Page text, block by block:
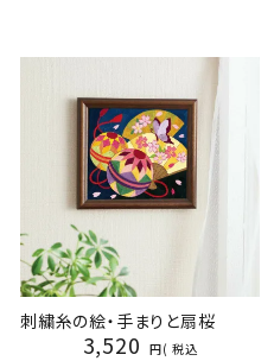
刺繍糸の絵・手まりと扇桜
3,520 税込